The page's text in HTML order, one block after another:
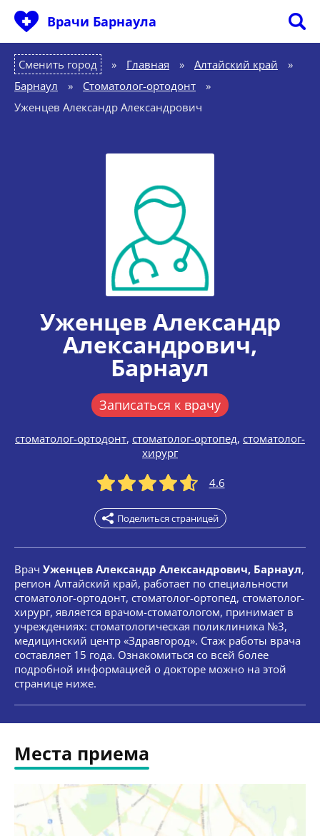
Врачи Барнаула
Сменить город Главная » Алтайский край
»
Барнаул
» Стоматолог-ортодонт
»
Уженцев Александр Александрович
Уженцев Александр
Александрович,
Барнаул
Записаться к врачу
стоматолог-ортодонт, стоматолог-ортопед, стоматолог-
хирург
4.6
Поделиться страницей
Врач Уженцев Александр Александрович, Барнаул,
регион Алтайский край, работает по специальности
стоматолог-ортодонт, стоматолог-ортопед, стоматолог-
хирург, является врачом-стоматологом, принимает в
учреждениях: стоматологическая поликлиника №3,
медицинский центр «Здравгород». Стаж работы врача
составляет 15 года. Ознакомиться со всей более
подробной информацией о докторе можно на этой
странице ниже.
Места приема